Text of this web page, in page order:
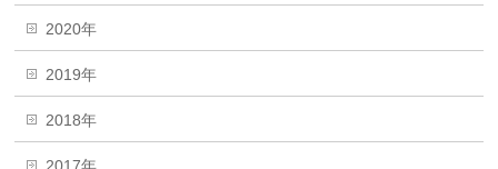
2020年
2019年
2018年
2017年